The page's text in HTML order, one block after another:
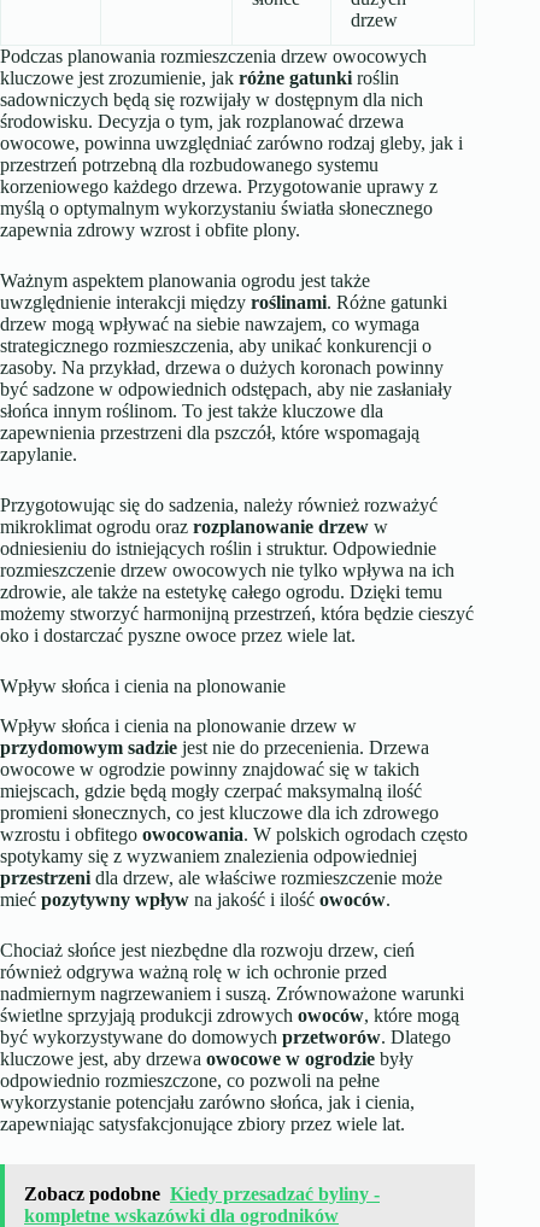
drzew
Podczas planowania rozmieszczenia drzew owocowych
kluczowe jest zrozumienie, jak różne gatunki roślin
sadowniczych będą się rozwijały w dostępnym dla nich
środowisku. Decyzja o tym, jak rozplanować drzewa
owocowe, powinna uwzględniać zarówno rodzaj gleby, jak i
przestrzeń potrzebną dla rozbudowanego systemu
korzeniowego każdego drzewa. Przygotowanie uprawy z
myślą o optymalnym wykorzystaniu światła słonecznego
zapewnia zdrowy wzrost i obfite plony.
Ważnym aspektem planowania ogrodu jest także
uwzględnienie interakcji między roślinami. Różne gatunki
drzew mogą wpływać na siebie nawzajem, co wymaga
strategicznego rozmieszczenia, aby unikać konkurencji o
zasoby. Na przykład, drzewa o dużych koronach powinny
być sadzone w odpowiednich odstępach, aby nie zasłaniały
słońca innym roślinom. To jest także kluczowe dla
zapewnienia przestrzeni dla pszczół, które wspomagają
zapylanie.
Przygotowując się do sadzenia, należy również rozważyć
mikroklimat ogrodu oraz rozplanowanie drzew w
odniesieniu do istniejących roślin i struktur. Odpowiednie
rozmieszczenie drzew owocowych nie tylko wpływa na ich
zdrowie, ale także na estetykę całego ogrodu. Dzięki temu
możemy stworzyć harmonijną przestrzeń, która będzie cieszyć
oko i dostarczać pyszne owoce przez wiele lat.
Wpływ słońca i cienia na plonowanie
Wpływ słońca i cienia na plonowanie drzew w
przydomowym sadzie jest nie do przecenienia. Drzewa
owocowe w ogrodzie powinny znajdować się w takich
miejscach, gdzie będą mogły czerpać maksymalną ilość
promieni słonecznych, co jest kluczowe dla ich zdrowego
wzrostu i obfitego owocowania. W polskich ogrodach często
spotykamy się z wyzwaniem znalezienia odpowiedniej
przestrzeni dla drzew, ale właściwe rozmieszczenie może
mieć pozytywny wpływ na jakość i ilość owoców.
Chociaż słońce jest niezbędne dla rozwoju drzew, cień
również odgrywa ważną rolę w ich ochronie przed
nadmiernym nagrzewaniem i suszą. Zrównoważone warunki
świetlne sprzyjają produkcji zdrowych owoców, które mogą
być wykorzystywane do domowych przetworów. Dlatego
kluczowe jest, aby drzewa owocowe w ogrodzie były
odpowiednio rozmieszczone, co pozwoli na pełne
wykorzystanie potencjału zarówno słońca, jak i cienia,
zapewniając satysfakcjonujące zbiory przez wiele lat.
Zobacz podobne Kiedy przesadzać byliny -
kompletne wskazówki dla ogrodników